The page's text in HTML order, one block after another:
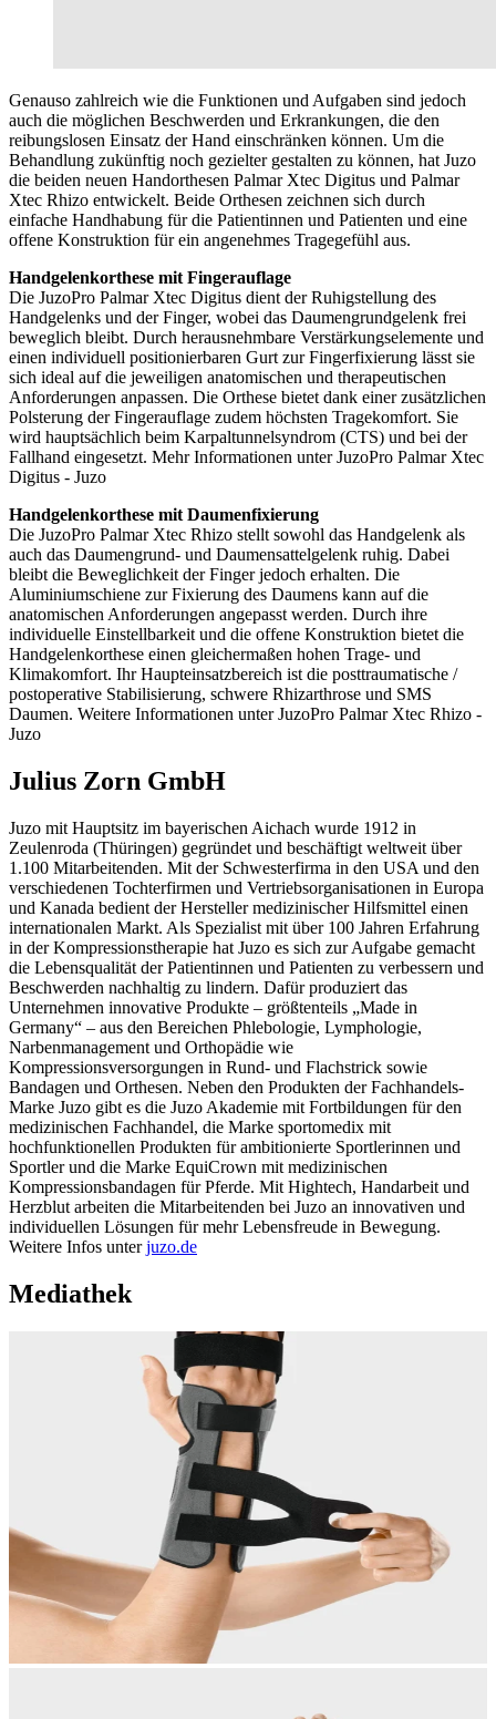
Genauso zahlreich wie die Funktionen und Aufgaben sind jedoch
auch die möglichen Beschwerden und Erkrankungen, die den
reibungslosen Einsatz der Hand einschränken können. Um die
Behandlung zukünftig noch gezielter gestalten zu können, hat Juzo
die beiden neuen Handorthesen Palmar Xtec Digitus und Palmar
Xtec Rhizo entwickelt. Beide Orthesen zeichnen sich durch
einfache Handhabung für die Patientinnen und Patienten und eine
offene Konstruktion für ein angenehmes Tragegefühl aus.
Handgelenkorthese mit Fingerauflage
Die JuzoPro Palmar Xtec Digitus dient der Ruhigstellung des
Handgelenks und der Finger, wobei das Daumengrundgelenk frei
beweglich bleibt. Durch herausnehmbare Verstärkungselemente und
einen individuell positionierbaren Gurt zur Fingerfixierung lässt sie
sich ideal auf die jeweiligen anatomischen und therapeutischen
Anforderungen anpassen. Die Orthese bietet dank einer zusätzlichen
Polsterung der Fingerauflage zudem höchsten Tragekomfort. Sie
wird hauptsächlich beim Karpaltunnelsyndrom (CTS) und bei der
Fallhand eingesetzt. Mehr Informationen unter JuzoPro Palmar Xtec
Digitus - Juzo
Handgelenkorthese mit Daumenfixierung
Die JuzoPro Palmar Xtec Rhizo stellt sowohl das Handgelenk als
auch das Daumengrund- und Daumensattelgelenk ruhig. Dabei
bleibt die Beweglichkeit der Finger jedoch erhalten. Die
Aluminiumschiene zur Fixierung des Daumens kann auf die
anatomischen Anforderungen angepasst werden. Durch ihre
individuelle Einstellbarkeit und die offene Konstruktion bietet die
Handgelenkorthese einen gleichermaßen hohen Trage- und
Klimakomfort. Ihr Haupteinsatzbereich ist die posttraumatische /
postoperative Stabilisierung, schwere Rhizarthrose und SMS
Daumen. Weitere Informationen unter JuzoPro Palmar Xtec Rhizo -
Juzo
Julius Zorn GmbH
Juzo mit Hauptsitz im bayerischen Aichach wurde 1912 in
Zeulenroda (Thüringen) gegründet und beschäftigt weltweit über
1.100 Mitarbeitenden. Mit der Schwesterfirma in den USA und den
verschiedenen Tochterfirmen und Vertriebsorganisationen in Europa
und Kanada bedient der Hersteller medizinischer Hilfsmittel einen
internationalen Markt. Als Spezialist mit über 100 Jahren Erfahrung
in der Kompressionstherapie hat Juzo es sich zur Aufgabe gemacht
die Lebensqualität der Patientinnen und Patienten zu verbessern und
Beschwerden nachhaltig zu lindern. Dafür produziert das
Unternehmen innovative Produkte – größtenteils „Made in
Germany“ – aus den Bereichen Phlebologie, Lymphologie,
Narbenmanagement und Orthopädie wie
Kompressionsversorgungen in Rund- und Flachstrick sowie
Bandagen und Orthesen. Neben den Produkten der Fachhandels-
Marke Juzo gibt es die Juzo Akademie mit Fortbildungen für den
medizinischen Fachhandel, die Marke sportomedix mit
hochfunktionellen Produkten für ambitionierte Sportlerinnen und
Sportler und die Marke EquiCrown mit medizinischen
Kompressionsbandagen für Pferde. Mit Hightech, Handarbeit und
Herzblut arbeiten die Mitarbeitenden bei Juzo an innovativen und
individuellen Lösungen für mehr Lebensfreude in Bewegung.
Weitere Infos unterjuzo.de
Mediathek